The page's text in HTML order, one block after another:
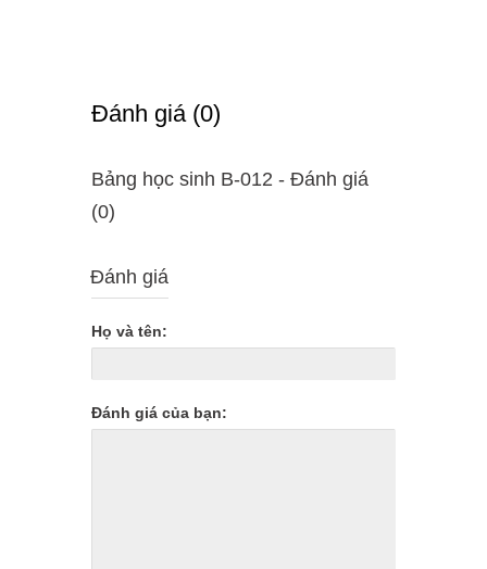
Ðánh giá (0)
Bảng học sinh B-012 - Ðánh giá
(0)
Đánh giá
Họ và tên:
Đánh giá của bạn: